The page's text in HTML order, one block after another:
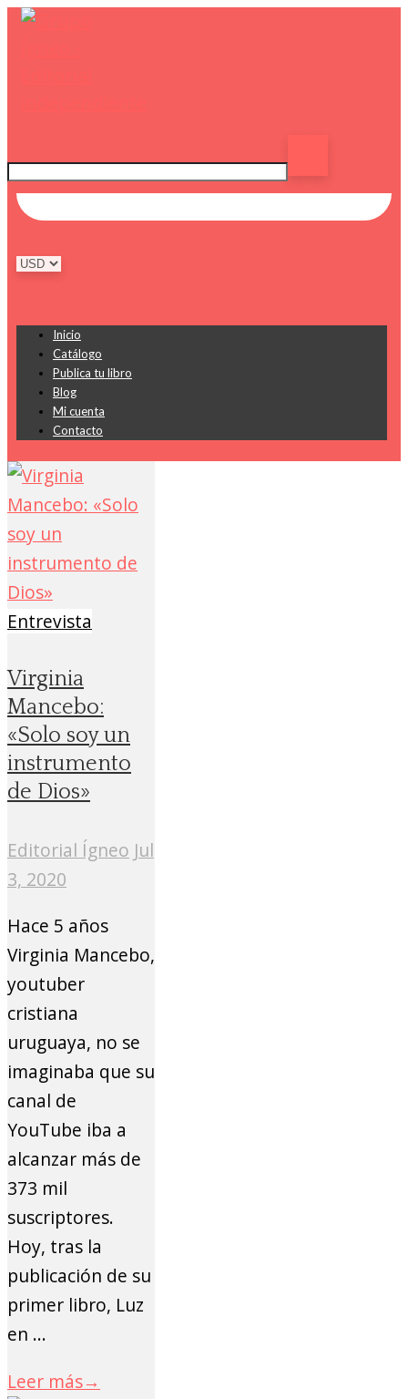
Inicio
Catálogo
Publica tu libro
Blog
Mi cuenta
Contacto
Entrevista
Virginia
Mancebo:
«Solo soy un
instrumento
de Dios»
Editorial Ígneo Jul
3, 2020
Hace 5 años
Virginia Mancebo,
youtuber
cristiana
uruguaya, no se
imaginaba que su
canal de
YouTube iba a
alcanzar más de
373 mil
suscriptores.
Hoy, tras la
publicación de su
primer libro, Luz
en ...
Leer más→